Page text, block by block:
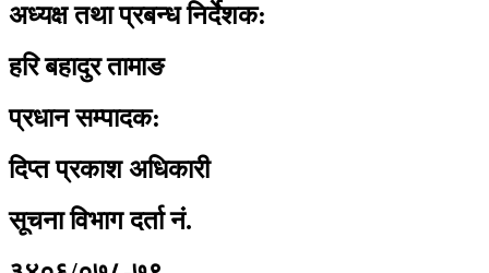
अध्यक्ष तथा प्रबन्ध निर्देशक:
हरि बहादुर तामाङ
प्रधान सम्पादक:
दिप्त प्रकाश अधिकारी
सूचना विभाग दर्ता नं.